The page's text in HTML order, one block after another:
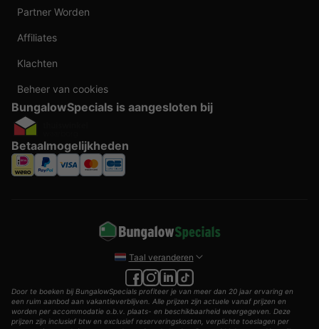
Partner Worden
Affiliates
Klachten
Beheer van cookies
BungalowSpecials is aangesloten bij
Betaalmogelijkheden
Taal veranderen
Door te boeken bij BungalowSpecials profiteer je van meer dan 20 jaar ervaring en
een ruim aanbod aan vakantieverblijven. Alle prijzen zijn actuele vanaf prijzen en
worden per accommodatie o.b.v. plaats- en beschikbaarheid weergegeven. Deze
prijzen zijn inclusief btw en exclusief reserveringskosten, verplichte toeslagen per